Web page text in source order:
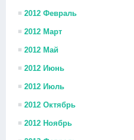
2012 Февраль
2012 Март
2012 Май
2012 Июнь
2012 Июль
2012 Октябрь
2012 Ноябрь